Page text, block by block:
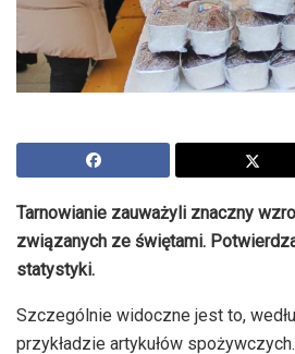
Tarnowianie zauważyli znaczny
związanych ze świętami.
statystyki.
Szczególnie widoczne jest to,
przykładzie artykułów spożywczych.